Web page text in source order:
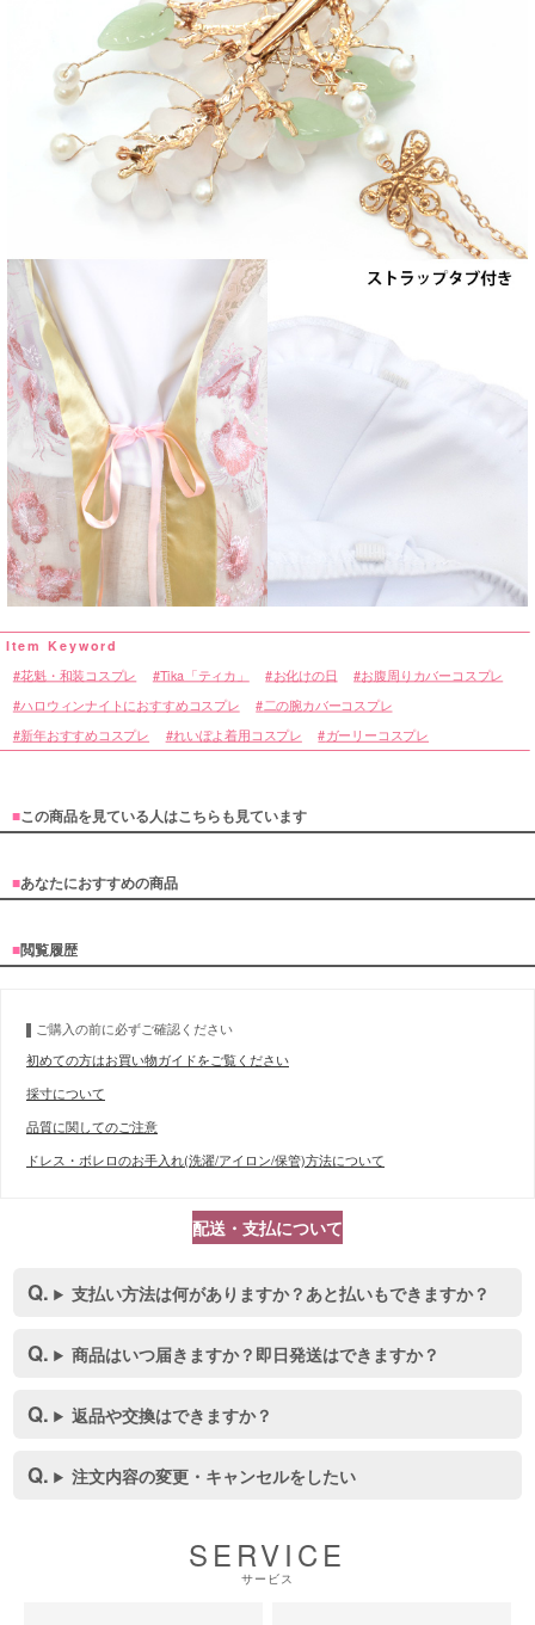
花魁・和装コスプレ Tika「ティカ」 お化けの日 お腹周りカバーコスプレ
ハロウィンナイトにおすすめコスプレ 二の腕カバーコスプレ
新年おすすめコスプレ れいぽよ着用コスプレ ガーリーコスプレ
■この商品を見ている人はこちらも見ています
■あなたにおすすめの商品
■閲覧履歴
ご購入の前に必ずご確認ください
初めての方はお買い物ガイドをご覧ください
採寸について
品質に関してのご注意
ドレス・ボレロのお手入れ(洗濯/アイロン/保管)方法について
配送・支払について
支払い方法は何がありますか？あと払いもできますか？
商品はいつ届きますか？即日発送はできますか？
返品や交換はできますか？
注文内容の変更・キャンセルをしたい
SERVICE
サービス